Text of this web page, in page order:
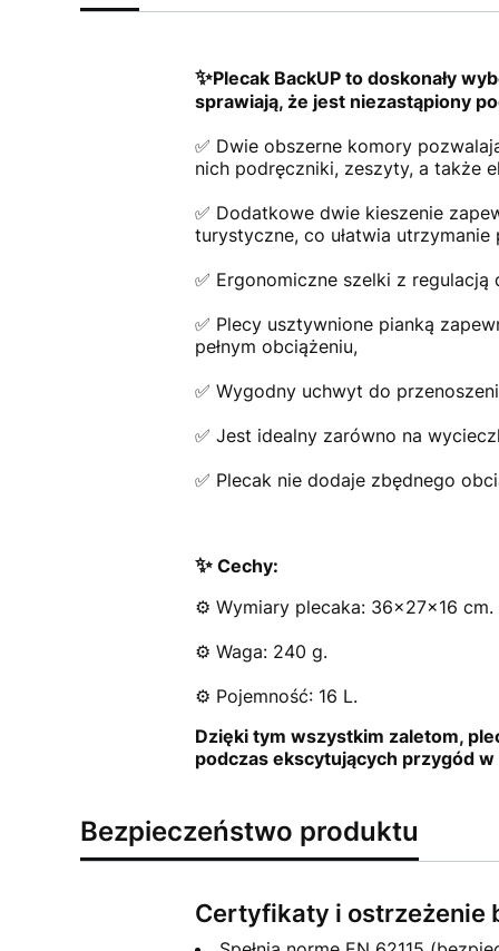
✨Plecak BackUP to doskonały
sprawiają, że jest niezastąpiony
✅ Dwie obszerne komory
nich podręczniki, zeszyty, a także
✅ Dodatkowe dwie kieszenie
turystyczne, co ułatwia
✅ Ergonomiczne szelki z
✅ Plecy usztywnione pianką
pełnym obciążeniu,
✅ Wygodny uchwyt do
✅ Jest idealny zarówno na
✅ Plecak nie dodaje zbędnego
✨Cechy:
⚙️ Wymiary plecaka: 36x27x16 cm.
⚙️ Waga: 240 g.
⚙️ Pojemność: 16 L.
Dzięki tym wszystkim zaletom,
podczas ekscytujących przygód
Bezpieczeństwo produktu
Certyfikaty i ostrzeżenie